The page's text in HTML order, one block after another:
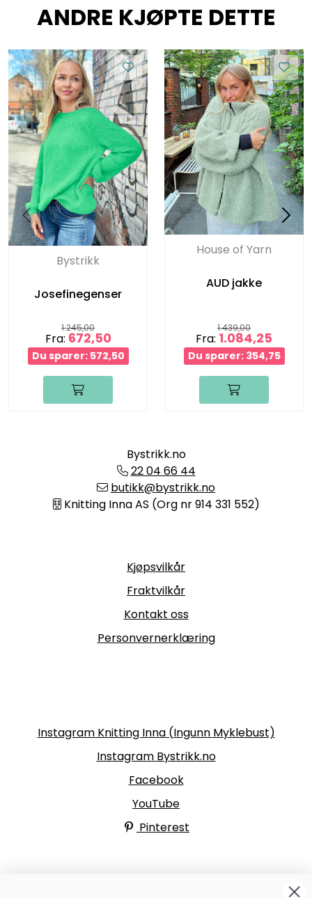
ANDRE KJØPTE DETTE
Bystrikk
Josefinegenser
1.245,00
Fra: 672,50
Du sparer: 572,50
House of Yarn
AUD jakke
1.439,00
Fra: 1.084,25
Du sparer: 354,75
Bystrikk.no
22 04 66 44
butikk@bystrikk.no
Knitting Inna AS (Org nr 914 331 552)
Kjøpsvilkår
Fraktvilkår
Kontakt oss
Personvernerklæring
Instagram Knitting Inna (Ingunn Myklebust)
Instagram Bystrikk.no
Facebook
YouTube
Pinterest